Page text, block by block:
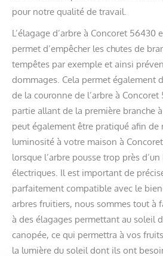
pour notre qualité de travail.
L’élagage d’arbre à Concoret 56430
permet d’empêcher les chutes de
tempêtes par exemple et ainsi
dommages. Cela permet également
de la couronne de l’arbre à Concoret
partie allant de la première branche
peut également être pratiqué afin de
luminosité à votre maison à
lorsque l’arbre pousse trop près
électriques. Il est important de
parfaitement compatible avec le
arbres fruitiers, nous sommes tout à
à des élagages permettant au soleil
canopée, ce qui permettra à vos
la lumière du soleil dont ils ont